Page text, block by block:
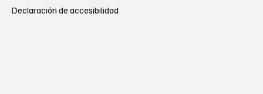
Declaración de accesibilidad